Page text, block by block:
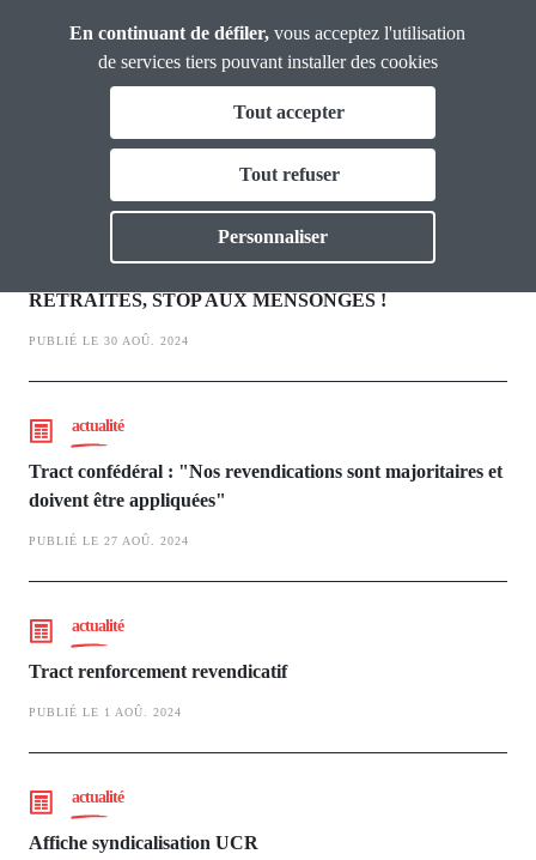
Union
Retraité·es
Toggle
Vie Nouvelle
Actualités UCR
RETRAITES, STOP AUX MENSONGES !
PUBLIÉ LE 30 AOÛ. 2024
actualité
Tract confédéral : "Nos revendications sont majoritaires et
doivent être appliquées"
PUBLIÉ LE 27 AOÛ. 2024
actualité
Tract renforcement revendicatif
PUBLIÉ LE 1 AOÛ. 2024
actualité
Affiche syndicalisation UCR
En continuant de défiler, vous acceptez l'utilisation
de services tiers pouvant installer des cookies
Tout accepter
Tout refuser
Personnaliser